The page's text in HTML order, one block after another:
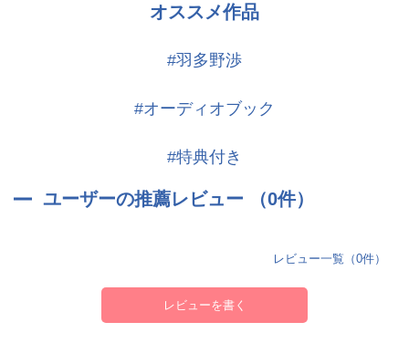
オススメ作品
#羽多野渉
#オーディオブック
#特典付き
ユーザーの推薦レビュー （0件）
レビュー一覧（0件）
レビューを書く